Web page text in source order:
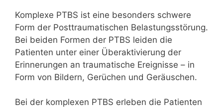
Komplexe PTBS ist eine besonders schwere
Form der Posttraumatischen Belastungsstörung.
Bei beiden Formen der PTBS leiden die
Patienten unter einer Überaktivierung der
Erinnerungen an traumatische Ereignisse – in
Form von Bildern, Gerüchen und Geräuschen.
Bei der komplexen PTBS erleben die Patienten